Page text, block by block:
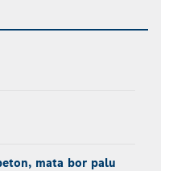
mata bor palu